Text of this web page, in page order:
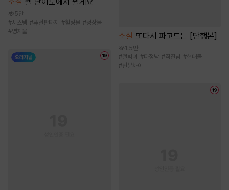
5만
#시스템 #퓨전판타지 # 힐링물 #성장물
#영지물
소설 또다시 파고드는 [단행본]
1.5만
#철벽녀 #다정남 #직진남 #현대물
#신분차이